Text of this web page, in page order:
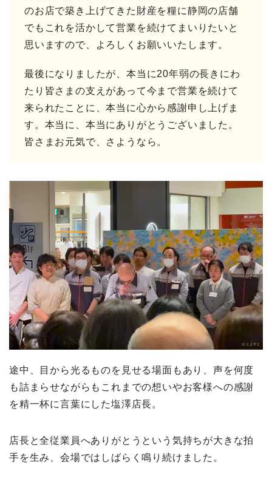
のお店で築き上げてきた財産を糧に静岡の店舗
でもこれを活かして営業を続けてまいりたいと
思いますので、よろしくお願いいたします。
最後になりましたが、本当に20年弱の長きにわ
たり皆さまの支えがあって今まで営業を続けて
来られたことに、本当に心から感謝申し上げま
す。本当に、本当にありがとうございました。
皆さまお元気で、さようなら。
途中、目から光るものを見せる場面もあり、声を何度
も詰まらせながらもこれまでの想いやお客様への感謝
を精一杯に言葉にした塩澤店長。
店長と全従業員へありがとうという気持ちが大きな拍
手を生み、会場ではしばらく鳴り続けました。